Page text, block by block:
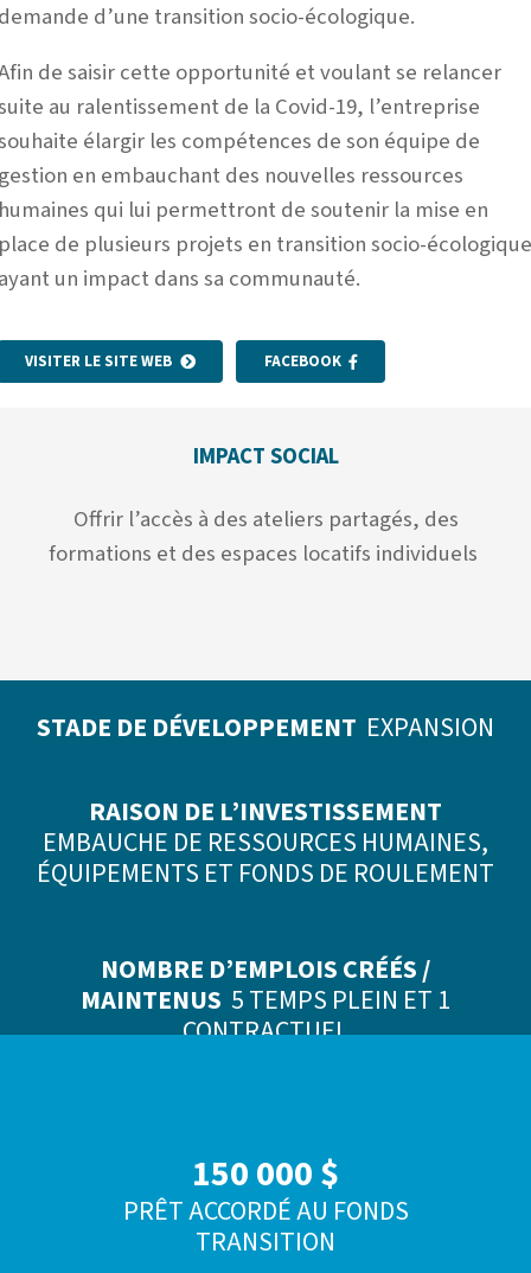
d’une transition socio-écologique.
de saisir cette opportunité et voulant se relancer
au ralentissement de la Covid-19, l’entreprise
élargir les compétences de son équipe de
en embauchant des nouvelles ressources
qui lui permettront de soutenir la mise en
de plusieurs projets en transition socio-
un impact dans sa communauté.
VISITER LE SITE WEB FACEBOOK
IMPACT SOCIAL
Offrir l’accès à des ateliers partagés, des
formations et des espaces locatifs individuels
STADE DE DÉVELOPPEMENT EXPANSION
RAISON DE L’INVESTISSEMENT
EMBAUCHE DE RESSOURCES HUMAINES,
ÉQUIPEMENTS ET FONDS DE ROULEMENT
NOMBRE D’EMPLOIS CRÉÉS /
MAINTENUS 5 TEMPS PLEIN ET 1
CONTRACTUEL
150 000 $
PRÊT ACCORDÉ AU FONDS
TRANSITION